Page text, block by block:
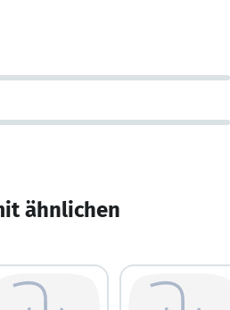
ähnlichen